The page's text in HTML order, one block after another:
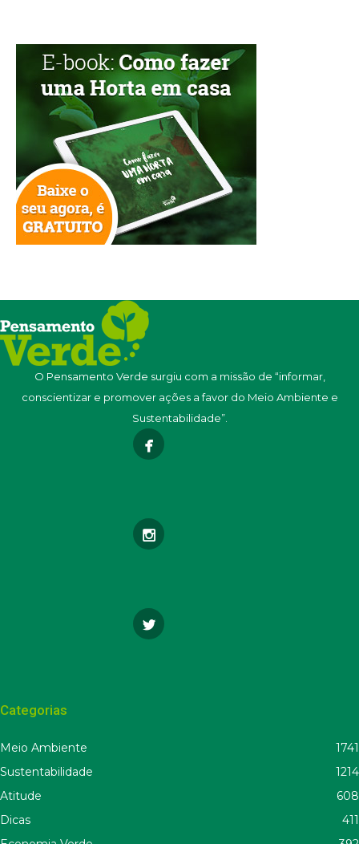
O Pensamento Verde surgiu com a missão de “informar,
conscientizar e promover ações a favor do Meio Ambiente e
Sustentabilidade”.
Categorias
Meio Ambiente
1741
Sustentabilidade
1214
Atitude
608
Dicas
411